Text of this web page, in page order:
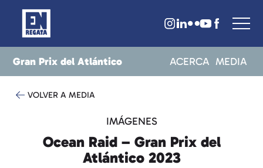
Gran Prix del Atlántico ACERCA MEDIA
VOLVER A MEDIA
IMÁGENES
Ocean Raid – Gran Prix del
Atlántico 2023